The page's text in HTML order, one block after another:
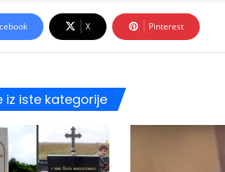
X Pinterest
iz iste kategorije